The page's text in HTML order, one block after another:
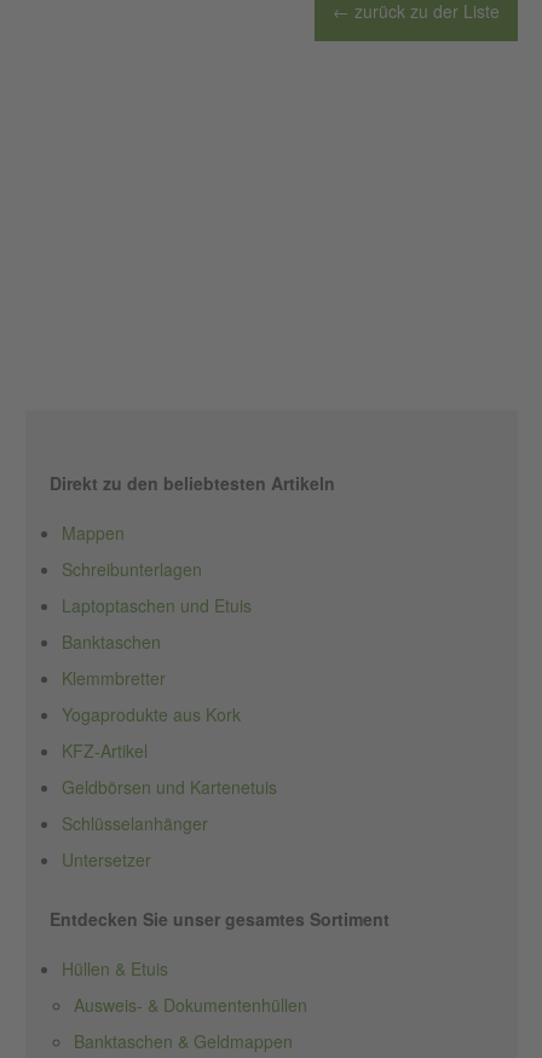
← zurück zu der Liste
Direkt zu den beliebtesten Artikeln
Mappen
Schreibunterlagen
Laptoptaschen und Etuis
Banktaschen
Klemmbretter
Yogaprodukte aus Kork
KFZ-Artikel
Geldbörsen und Kartenetuis
Schlüsselanhänger
Untersetzer
Entdecken Sie unser gesamtes Sortiment
Hüllen & Etuis
Ausweis- & Dokumentenhüllen
Banktaschen & Geldmappen